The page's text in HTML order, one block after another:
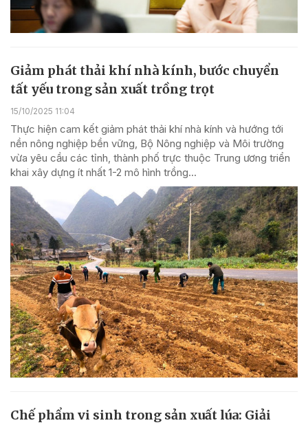
Giảm phát thải khí nhà kính, bước chuyển
tất yếu trong sản xuất trồng trọt
15/10/2025 11:04
Thực hiện cam kết giảm phát thải khí nhà kính và hướng tới
nền nông nghiệp bền vững, Bộ Nông nghiệp và Môi trường
vừa yêu cầu các tỉnh, thành phố trực thuộc Trung ương triển
khai xây dựng ít nhất 1-2 mô hình trồng...
Chế phẩm vi sinh trong sản xuất lúa: Giải